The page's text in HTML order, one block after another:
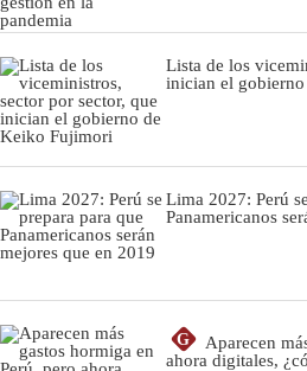
Lista de los
inician el
Lima 2027: Perú
Panamericanos
G
Aparecen
ahora digitales,